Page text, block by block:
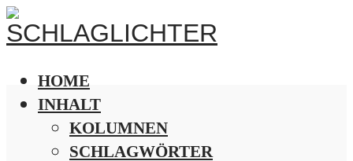
HOME
INHALT
KOLUMNEN
SCHLAGWÖRTER